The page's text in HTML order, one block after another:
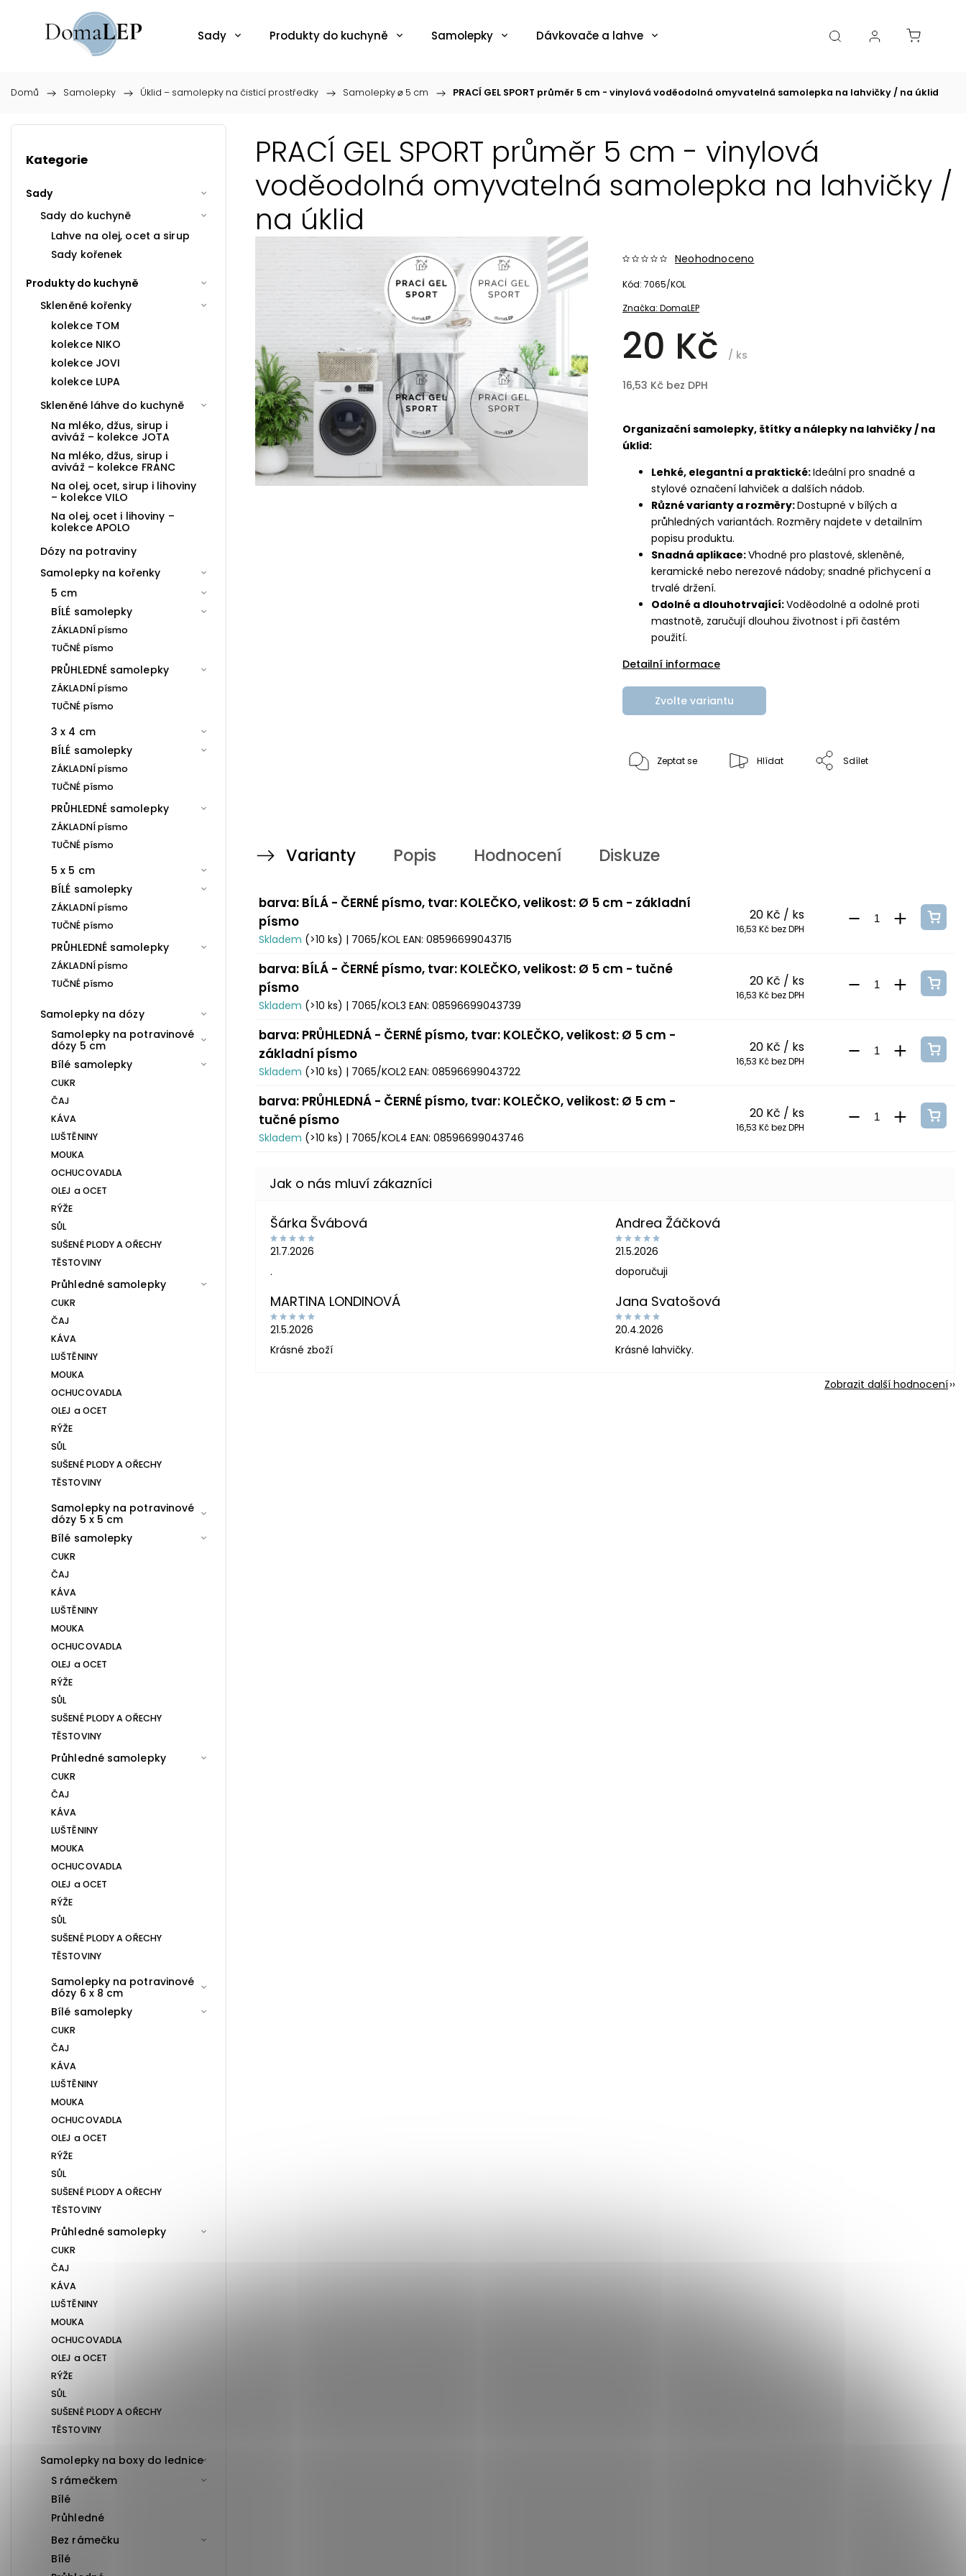
Sady Produkty do kuchyně Samolepky Dávkovače a lahve Boxy, dózy, kořenky, skleničky Akce
Domů / Samolepky / Úklid – samolepky na čisticí prostředky / Samolepky ⌀ 5 cm / PRACÍ GEL SPORT průměr 5 cm - vinylová voděodolná omyvatelná samolepka na lahvičky / na úklid
Kategorie
Sady
Sady do kuchyně
Lahve na olej, ocet a sirup
Sady kořenek
Produkty do kuchyně
Skleněné kořenky
kolekce TOM
kolekce NIKO
kolekce JOVI
kolekce LUPA
Skleněné láhve do kuchyně
Na mléko, džus, sirup i
aviváž – kolekce JOTA
Na mléko, džus, sirup i
aviváž – kolekce FRANC
Na olej, ocet, sirup i lihoviny
– kolekce VILO
Na olej, ocet i lihoviny –
kolekce APOLO
Dózy na potraviny
Samolepky na kořenky
5 cm
BÍLÉ samolepky
ZÁKLADNÍ písmo
TUČNÉ písmo
PRŮHLEDNÉ samolepky
ZÁKLADNÍ písmo
TUČNÉ písmo
3 x 4 cm
BÍLÉ samolepky
ZÁKLADNÍ písmo
TUČNÉ písmo
PRŮHLEDNÉ samolepky
ZÁKLADNÍ písmo
TUČNÉ písmo
5 x 5 cm
BÍLÉ samolepky
ZÁKLADNÍ písmo
TUČNÉ písmo
PRŮHLEDNÉ samolepky
ZÁKLADNÍ písmo
TUČNÉ písmo
Samolepky na dózy
Samolepky na potravinové
dózy 5 cm
Bílé samolepky
CUKR
ČAJ
KÁVA
LUŠTĚNINY
MOUKA
OCHUCOVADLA
OLEJ a OCET
RÝŽE
SŮL
SUŠENÉ PLODY A OŘECHY
TĚSTOVINY
Průhledné samolepky
CUKR
ČAJ
KÁVA
LUŠTĚNINY
MOUKA
OCHUCOVADLA
OLEJ a OCET
RÝŽE
SŮL
SUŠENÉ PLODY A OŘECHY
TĚSTOVINY
Samolepky na potravinové
dózy 5 x 5 cm
Bílé samolepky
CUKR
ČAJ
KÁVA
LUŠTĚNINY
MOUKA
OCHUCOVADLA
OLEJ a OCET
RÝŽE
SŮL
SUŠENÉ PLODY A OŘECHY
TĚSTOVINY
Průhledné samolepky
CUKR
ČAJ
KÁVA
LUŠTĚNINY
MOUKA
OCHUCOVADLA
OLEJ a OCET
RÝŽE
SŮL
SUŠENÉ PLODY A OŘECHY
TĚSTOVINY
Samolepky na potravinové
dózy 6 x 8 cm
Bílé samolepky
CUKR
ČAJ
KÁVA
LUŠTĚNINY
MOUKA
OCHUCOVADLA
OLEJ a OCET
RÝŽE
SŮL
SUŠENÉ PLODY A OŘECHY
TĚSTOVINY
Průhledné samolepky
CUKR
ČAJ
KÁVA
LUŠTĚNINY
MOUKA
OCHUCOVADLA
OLEJ a OCET
RÝŽE
SŮL
SUŠENÉ PLODY A OŘECHY
TĚSTOVINY
Samolepky na boxy do lednice
S rámečkem
Bílé
Průhledné
Bez rámečku
Bílé
PRACÍ GEL SPORT průměr 5 cm - vinylová
voděodolná omyvatelná samolepka na lahvičky /
na úklid
Značka: DomaLEP
Neohodnoceno
20 Kč / ks
16,53 Kč bez DPH
Kód: 7065/KOL
Organizační samolepky, štítky a nálepky na lahvičky / na
úklid:
Lehké, elegantní a praktické:Ideální pro snadné a
stylové označení lahviček a dalších nádob.
Různé varianty a rozměry:Dostupné v bílých a
průhledných variantách. Rozměry najdete v detailním
popisu produktu.
Snadná aplikace:Vhodné pro plastové, skleněné,
keramické nebo nerezové nádoby; snadné přichycení a
trvalé držení.
Odolné a dlouhotrvající:Voděodolné a odolné proti
mastnotě, zaručují dlouhou životnost i při častém
použití.
Detailní informace
Zvolte variantu
Zeptat se Hlídat Sdílet
Varianty Popis Hodnocení Diskuze
barva: BÍLÁ - ČERNÉ písmo, tvar: KOLEČKO, velikost: Ø 5 cm - základní
písmo
Skladem (>10 ks) | 7065/KOL EAN: 08596699043715
20 Kč / ks
16,53 Kč bez DPH
barva: BÍLÁ - ČERNÉ písmo, tvar: KOLEČKO, velikost: Ø 5 cm - tučné
písmo
Skladem (>10 ks) | 7065/KOL3 EAN: 08596699043739
20 Kč / ks
16,53 Kč bez DPH
barva: PRŮHLEDNÁ - ČERNÉ písmo, tvar: KOLEČKO, velikost: Ø 5 cm -
základní písmo
Skladem (>10 ks) | 7065/KOL2 EAN: 08596699043722
20 Kč / ks
16,53 Kč bez DPH
barva: PRŮHLEDNÁ - ČERNÉ písmo, tvar: KOLEČKO, velikost: Ø 5 cm -
tučné písmo
Skladem (>10 ks) | 7065/KOL4 EAN: 08596699043746
20 Kč / ks
16,53 Kč bez DPH
Šárka Švábová
21.7.2026
.
Andrea Žáčková
21.5.2026
doporučuji
MARTINA LONDINOVÁ
21.5.2026
Krásné zboží
Jana Svatošová
20.4.2026
Krásné lahvičky.
Zobrazit další hodnocení